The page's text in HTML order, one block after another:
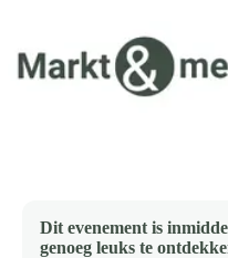
inhoud
Dit evenement is
genoeg leuks te